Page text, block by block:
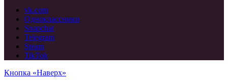
vk.com
Одноклассники
Snapchat
Telegram
Steam
TikTok
Кнопка «Наверх»